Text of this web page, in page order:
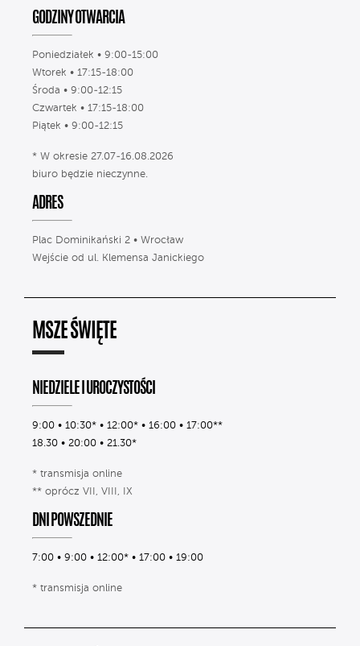
GODZINY OTWARCIA
Poniedziałek • 9:00-15:00
Wtorek • 17:15-18:00
Środa • 9:00-12:15
Czwartek • 17:15-18:00
Piątek • 9:00-12:15
* W okresie 27.07-16.08.2026
biuro będzie nieczynne.
ADRES
Plac Dominikański 2 • Wrocław
Wejście od ul. Klemensa Janickiego
MSZE ŚWIĘTE
NIEDZIELE I UROCZYSTOŚCI
9:00 • 10:30* • 12:00* • 16:00 • 17:00**
18.30 • 20:00 • 21.30*
* transmisja online
** oprócz VII, VIII, IX
DNI POWSZEDNIE
7:00 • 9:00 • 12:00* • 17:00 • 19:00
* transmisja online